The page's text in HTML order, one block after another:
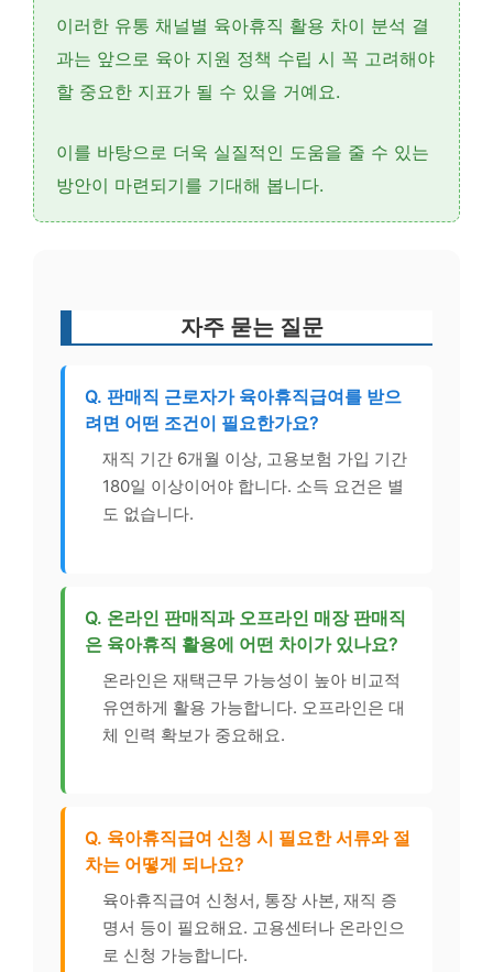
이러한 유통 채널별 육아휴직 활용 차이 분석 결
과는 앞으로 육아 지원 정책 수립 시 꼭 고려해야
할 중요한 지표가 될 수 있을 거예요.
이를 바탕으로 더욱 실질적인 도움을 줄 수 있는
방안이 마련되기를 기대해 봅니다.
자주 묻는 질문
Q. 판매직 근로자가 육아휴직급여를 받으
려면 어떤 조건이 필요한가요?
재직 기간 6개월 이상, 고용보험 가입 기간
180일 이상이어야 합니다. 소득 요건은 별
도 없습니다.
Q. 온라인 판매직과 오프라인 매장 판매직
은 육아휴직 활용에 어떤 차이가 있나요?
온라인은 재택근무 가능성이 높아 비교적
유연하게 활용 가능합니다. 오프라인은 대
체 인력 확보가 중요해요.
Q. 육아휴직급여 신청 시 필요한 서류와 절
차는 어떻게 되나요?
육아휴직급여 신청서, 통장 사본, 재직 증
명서 등이 필요해요. 고용센터나 온라인으
로 신청 가능합니다.